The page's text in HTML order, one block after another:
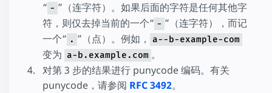
“ - ”（连字符）。如果后面的字符是任何其他字
符，则仅去掉当前的一个“ - ”（连字符），而记
一个“ . ”（点）。例如， a--b-example-com
变为 a-b.example.com 。
对第 3 步的结果进行 punycode 编码。有关
punycode，请参阅 RFC 3492。